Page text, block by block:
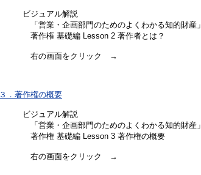
ビジュアル解説
「営業・企画部門のためのよくわかる知的財産」
著作権 基礎編 Lesson 2 著作者とは？
右の画面をクリック →
３．著作権の概要
ビジュアル解説
「営業・企画部門のためのよくわかる知的財産」
著作権 基礎編 Lesson 3 著作権の概要
右の画面をクリック →